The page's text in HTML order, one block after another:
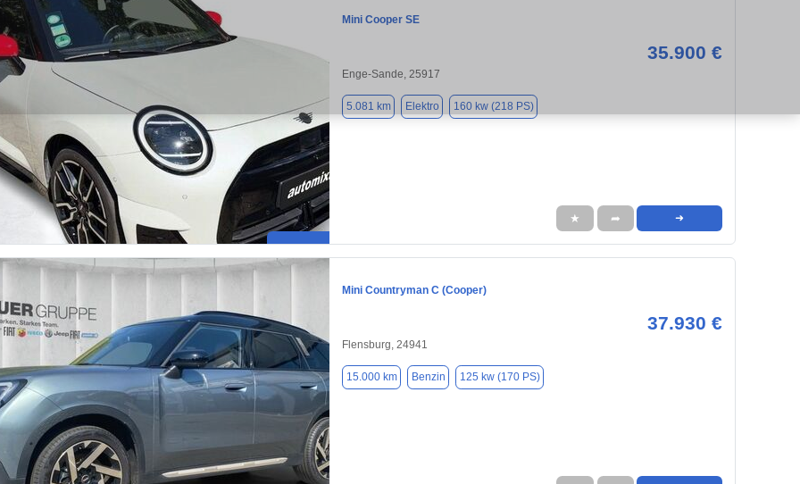
Mini Cooper SE
35.900 €
Enge-Sande, 25917
5.081 km Elektro 160 kw (218 PS)
★ ➦ ➜
Mini Countryman C (Cooper)
37.930 €
Flensburg, 24941
15.000 km Benzin 125 kw (170 PS)